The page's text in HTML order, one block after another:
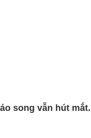
song vẫn hút mắt.